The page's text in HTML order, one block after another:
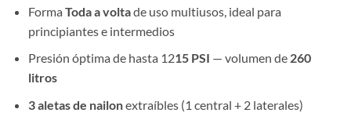
Forma Toda a voltade uso multiusos, ideal para
principiantes e intermedios
Presión óptima de hasta 1215 PSI — volumen de 260
litros
3 aletas de nailonextraíbles (1 central + 2 laterales)